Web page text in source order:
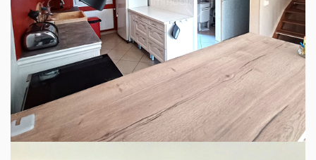
extérieur ou vos moments de détente.
Un petit jardin pour profiter des beaux jours et du
jardinage et un garage attenant.
Ce pavillon est une opportunité à ne pas manquer,
alliant confort et praticité. N'attendez plus pour
visiter ce bien qui pourrait devenir votre futur chez-
vous.
Mireille LACOURTY agt co 0612894682